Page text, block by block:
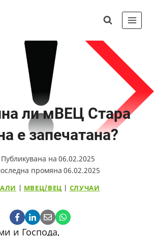
ли мВЕЦ Стара
е запечатана?
Публикувана на 06.02.2025
промяна 06.02.2025
| МВЕЦ/ВЕЦ | СЛУЧАИ
и Господа,